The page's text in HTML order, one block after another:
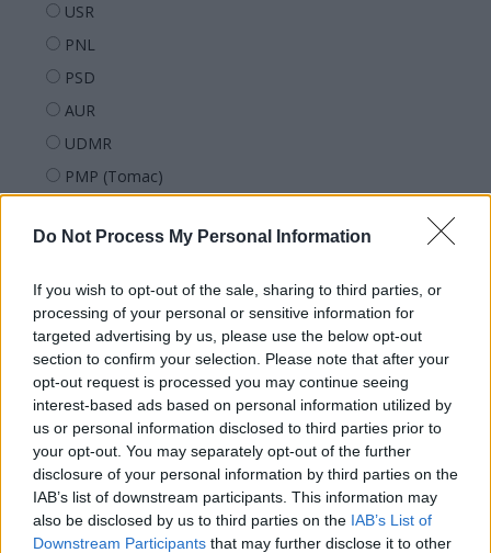
Do Not Process My Personal Information
If you wish to opt-out of the sale, sharing to third parties, or
processing of your personal or sensitive information for
targeted advertising by us, please use the below opt-out
section to confirm your selection. Please note that after your
opt-out request is processed you may continue seeing
interest-based ads based on personal information utilized by
us or personal information disclosed to third parties prior to
your opt-out. You may separately opt-out of the further
disclosure of your personal information by third parties on the
IAB’s list of downstream participants. This information may
also be disclosed by us to third parties on the IAB’s List of
Downstream Participants that may further disclose it to other
USR
PNL
PSD
AUR
UDMR
PMP (Tomac)
PNȚMM
SENS
SOS (Șoșoacă)
POT (Gavrilă)
PACE (Peia)
Acțiunea Conservatoare (Târziu)
PDF (Lazarus)
PUSL (D. Voiculescu)
PNȚCD (Pavelescu)